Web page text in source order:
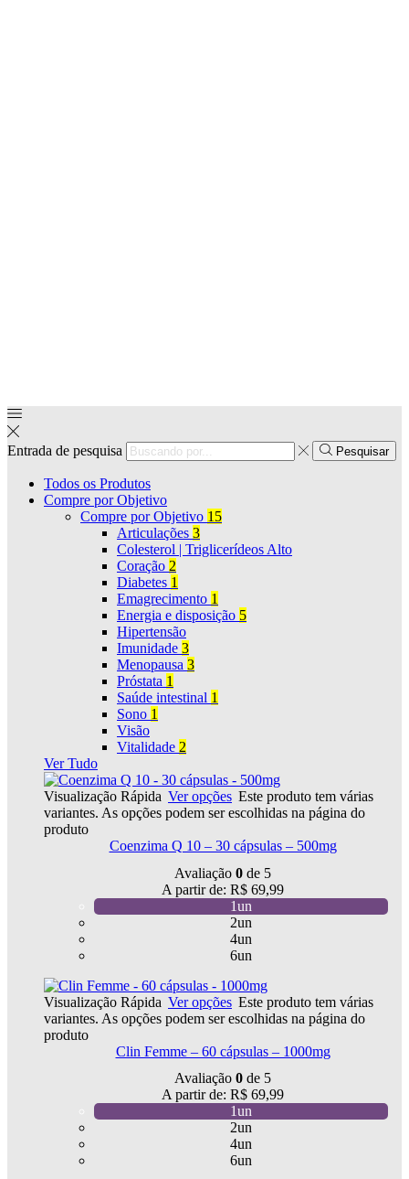
Entrada de pesquisa Pesquisar
Todos os Produtos
Compre por Objetivo
Compre por Objetivo 15
Articulações 3
Colesterol | Triglicerídeos Alto
Coração 2
Diabetes 1
Emagrecimento 1
Energia e disposição 5
Hipertensão
Imunidade 3
Menopausa 3
Próstata 1
Saúde intestinal 1
Sono 1
Visão
Vitalidade 2
Ver Tudo
Visualização Rápida Ver opções Este produto tem várias
variantes. As opções podem ser escolhidas na página do
produto
Coenzima Q 10 – 30 cápsulas – 500mg
Avaliação 0 de 5
A partir de: R$ 69,99
1un
2un
4un
6un
Visualização Rápida Ver opções Este produto tem várias
variantes. As opções podem ser escolhidas na página do
produto
Clin Femme – 60 cápsulas – 1000mg
Avaliação 0 de 5
A partir de: R$ 69,99
1un
2un
4un
6un